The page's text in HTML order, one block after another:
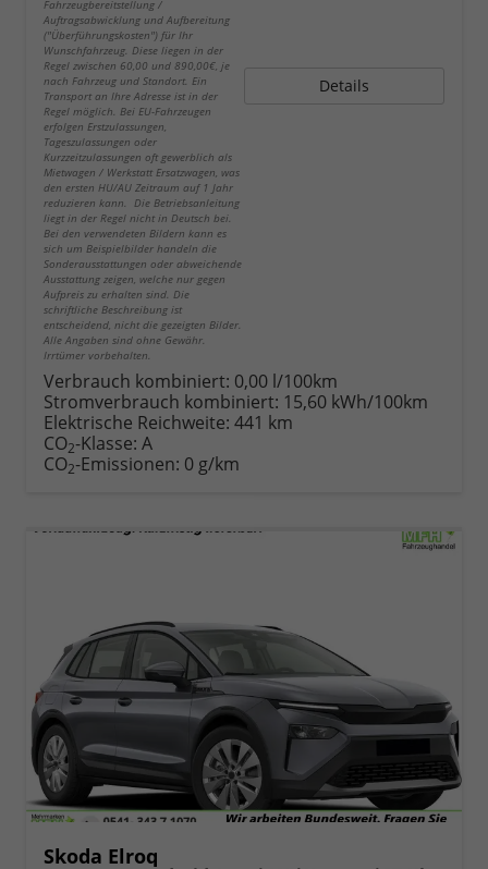
Fahrzeugbereitstellung /
Auftragsabwicklung und Aufbereitung
("Überführungskosten") für Ihr
Wunschfahrzeug. Diese liegen in der
Regel zwischen 60,00 und 890,00€, je
nach Fahrzeug und Standort. Ein
Transport an Ihre Adresse ist in der
Regel möglich. Bei EU-Fahrzeugen
erfolgen Erstzulassungen,
Tageszulassungen oder
Kurzzeitzulassungen oft gewerblich als
Mietwagen / Werkstatt Ersatzwagen, was
den ersten HU/AU Zeitraum auf 1 Jahr
reduzieren kann. Die Betriebsanleitung
liegt in der Regel nicht in Deutsch bei.
Bei den verwendeten Bildern kann es
sich um Beispielbilder handeln die
Sonderausstattungen oder abweichende
Ausstattung zeigen, welche nur gegen
Aufpreis zu erhalten sind. Die
schriftliche Beschreibung ist
entscheidend, nicht die gezeigten Bilder.
Alle Angaben sind ohne Gewähr.
Irrtümer vorbehalten.
Details
Verbrauch kombiniert: 0,00 l/100km
Stromverbrauch kombiniert: 15,60 kWh/100km
Elektrische Reichweite: 441 km
CO2-Klasse: A
CO2-Emissionen: 0 g/km
Skoda Elroq